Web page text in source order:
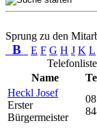
Sprung zu den
B E F G H J K L
Name
Heckl Josef
Erster
Bürgermeister